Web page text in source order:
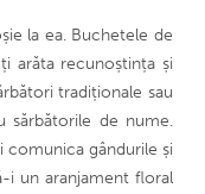
la ea. Buchetele de
arăta recunoștința și
tradiționale sau
sărbătorile de nume.
gândurile și
i un aranjament floral